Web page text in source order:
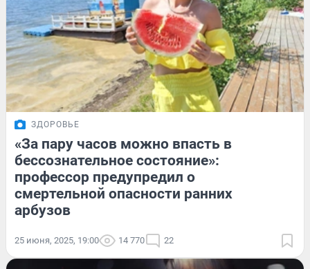
ЗДОРОВЬЕ
«За пару часов можно впасть в
бессознательное состояние»:
профессор предупредил о
смертельной опасности ранних
арбузов
25 июня, 2025, 19:00 14 770 22